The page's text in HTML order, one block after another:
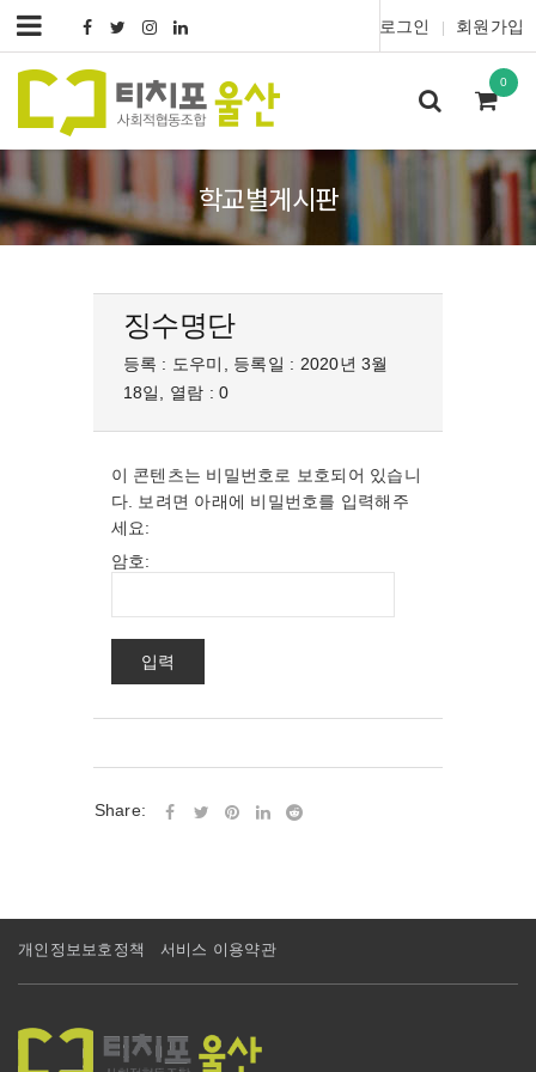
로그인 회원가입
0
학교별게시판
징수명단
등록 : 도우미, 등록일 : 2020년 3월
18일, 열람 : 0
이 콘텐츠는 비밀번호로 보호되어 있습니
다. 보려면 아래에 비밀번호를 입력해주
세요:
암호:
Share:
개인정보보호정책 서비스 이용약관